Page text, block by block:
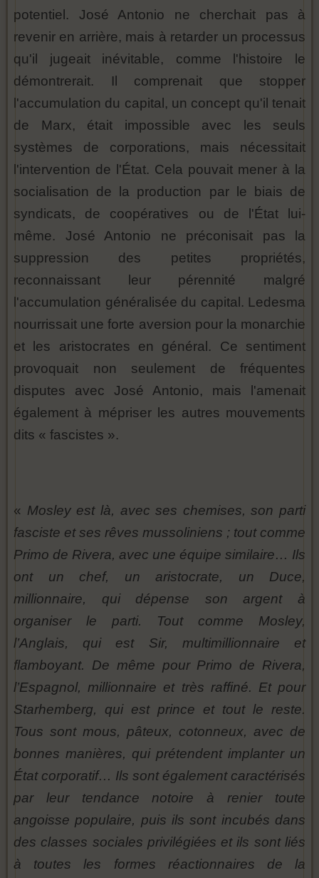
potentiel. José Antonio ne cherchait pas à
revenir en arrière, mais à retarder un processus
qu'il jugeait inévitable, comme l'histoire le
démontrerait. Il comprenait que stopper
l'accumulation du capital, un concept qu'il tenait
de Marx, était impossible avec les seuls
systèmes de corporations, mais nécessitait
l'intervention de l'État. Cela pouvait mener à la
socialisation de la production par le biais de
syndicats, de coopératives ou de l'État lui-
même. José Antonio ne préconisait pas la
suppression des petites propriétés,
reconnaissant leur pérennité malgré
l'accumulation généralisée du capital. Ledesma
nourrissait une forte aversion pour la monarchie
et les aristocrates en général. Ce sentiment
provoquait non seulement de fréquentes
disputes avec José Antonio, mais l'amenait
également à mépriser les autres mouvements
dits « fascistes ».
« Mosley est là, avec ses chemises, son parti
fasciste et ses rêves mussoliniens ; tout comme
Primo de Rivera, avec une équipe similaire… Ils
ont un chef, un aristocrate, un Duce,
millionnaire, qui dépense son argent à
organiser le parti. Tout comme Mosley,
l’Anglais, qui est Sir, multimillionnaire et
flamboyant. De même pour Primo de Rivera,
l’Espagnol, millionnaire et très raffiné. Et pour
Starhemberg, qui est prince et tout le reste.
Tous sont mous, pâteux, cotonneux, avec de
bonnes manières, qui prétendent implanter un
État corporatif… Ils sont également caractérisés
par leur tendance notoire à renier toute
angoisse populaire, puis ils sont incubés dans
des classes sociales privilégiées et ils sont liés
à toutes les formes réactionnaires de la